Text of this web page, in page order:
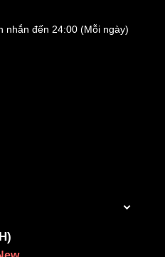
nhắn đến 24:00 (Mỗi ngày)